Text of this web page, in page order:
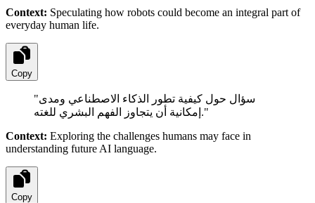
Context: Speculating how robots could become an integral part of
everyday human life.
Copy
"سؤال حول كيفية تطور الذكاء الاصطناعي ومدى
إمكانية أن يتجاوز الفهم البشري للغته."
Context: Exploring the challenges humans may face in
understanding future AI language.
Copy